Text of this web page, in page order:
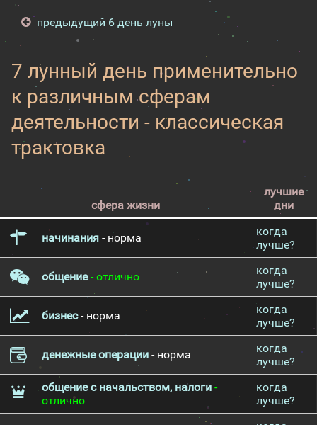
предыдущий 6 день луны
7 лунный день применительно
к различным сферам
деятельности - классическая
трактовка
сфера жизни
лучшие
дни
начинания - норма
когда
лучше?
общение- отлично
когда
лучше?
бизнес- норма
когда
лучше?
денежные операции - норма
когда
лучше?
общение с начальством, налоги -
отлично
когда
лучше?